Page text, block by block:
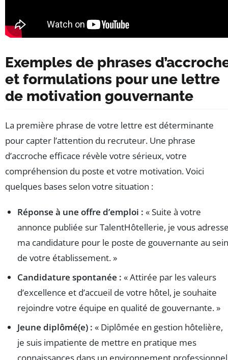
Exemples de phrases
et formulations pour une lettre
de motivation gouvernante
La première phrase de votre lettre est déterminante
pour capter l’attention du recruteur. Une phrase
d’accroche efficace révèle votre sérieux, votre
compréhension du poste et votre motivation. Voici
quelques bases selon votre situation :
Réponse à une offre d’emploi : « Suite à votre
annonce publiée sur TalentHôtellerie, je vous
ma candidature pour le poste de gouvernante au sein
de votre établissement. »
Candidature spontanée : « Attirée par les valeurs
d’excellence et d’accueil de votre hôtel, je souhaite
rejoindre votre équipe en qualité de gouvernante. »
Jeune diplômé(e) : « Diplômée en gestion hôtelière,
je suis impatiente de mettre en pratique mes